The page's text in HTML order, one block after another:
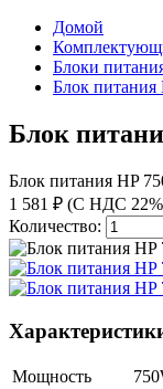
Домой
Блоки
Блок питания
Блок
Блок питания HP
1 581 ₽ (С НДС
Количество:
Мощность